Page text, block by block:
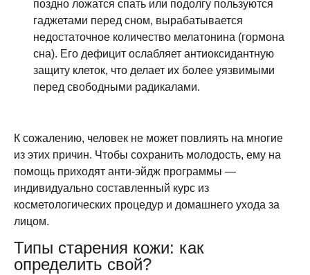
поздно ложатся спать или подолгу пользуются
гаджетами перед сном, вырабатывается
недостаточное количество мелатонина (гормона
сна). Его дефицит ослабляет антиоксидантную
защиту клеток, что делает их более уязвимыми
перед свободными радикалами.
К сожалению, человек не может повлиять на многие
из этих причин. Чтобы сохранить молодость, ему на
помощь приходят анти-эйдж программы —
индивидуально составленный курс из
косметологических процедур и домашнего ухода за
лицом.
Типы старения кожи: как
определить свой?